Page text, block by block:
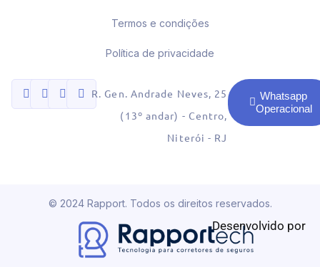
Termos e condições
Política de privacidade
R. Gen. Andrade Neves, 25
(13º andar) - Centro,
Niterói - RJ
Whatsapp
Operacional
© 2024 Rapport. Todos os direitos reservados.
Desenvolvido por